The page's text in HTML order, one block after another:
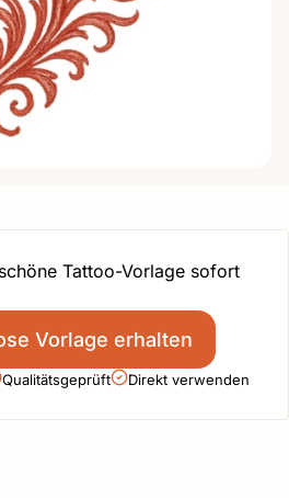
Tattoo-Vorlage sofort
Vorlage erhalten
Qualitätsgeprüft Direkt verwenden